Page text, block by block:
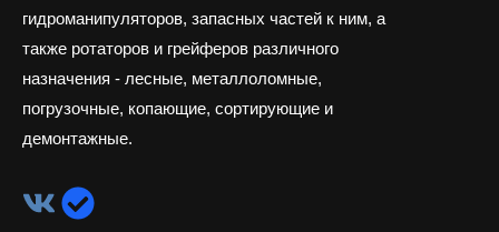
гидроманипуляторов, запасных частей к ним, а
также ротаторов и грейферов различного
назначения - лесные, металлоломные,
погрузочные, копающие, сортирующие и
демонтажные.